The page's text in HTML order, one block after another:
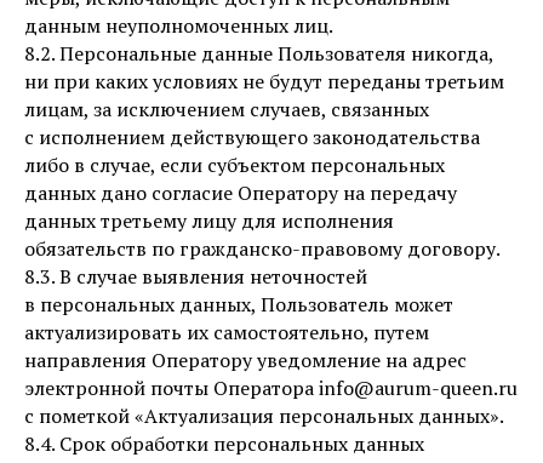
данным неуполномоченных лиц.
8.2. Персональные данные Пользователя никогда,
ни при каких условиях не будут переданы третьим
лицам, за исключением случаев, связанных
с исполнением действующего законодательства
либо в случае, если субъектом персональных
данных дано согласие Оператору на передачу
данных третьему лицу для исполнения
обязательств по гражданско-правовому договору.
8.3. В случае выявления неточностей
в персональных данных, Пользователь может
актуализировать их самостоятельно, путем
направления Оператору уведомление на адрес
электронной почты Оператора info@aurum-queen.ru
с пометкой «Актуализация персональных данных».
8.4. Срок обработки персональных данных